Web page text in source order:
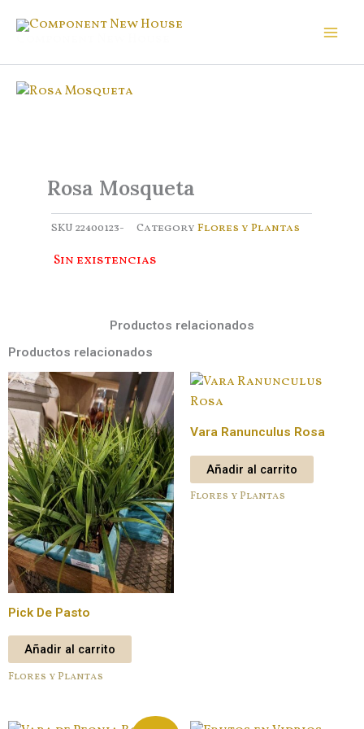
Rosa Mosqueta
SKU 22400123- Category Flores y Plantas
Sin existencias
Productos relacionados
Productos relacionados
Pick De Pasto
Añadir al carrito
Flores y Plantas
Vara Ranunculus Rosa
Añadir al carrito
Flores y Plantas